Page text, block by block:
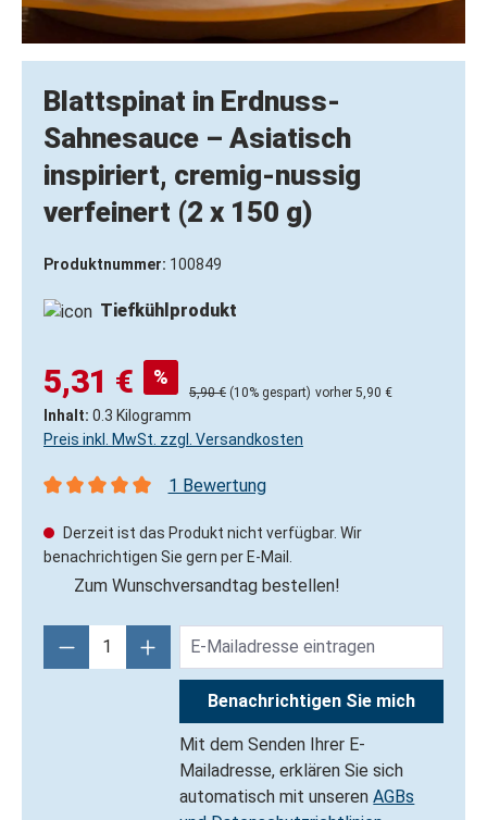
Blattspinat in Erdnuss-
Sahnesauce – Asiatisch
inspiriert, cremig-nussig
verfeinert (2 x 150 g)
Produktnummer: 100849
Tiefkühlprodukt
5,31 € %
5,90 € (10% gespart) vorher 5,90 €
Inhalt: 0.3 Kilogramm
Preis inkl. MwSt. zzgl. Versandkosten
1 Bewertung
Derzeit ist das Produkt nicht verfügbar. Wir
benachrichtigen Sie gern per E-Mail.
Zum Wunschversandtag bestellen!
Benachrichtigen Sie mich
Mit dem Senden Ihrer E-
Mailadresse, erklären Sie sich
automatisch mit unserenAGBs